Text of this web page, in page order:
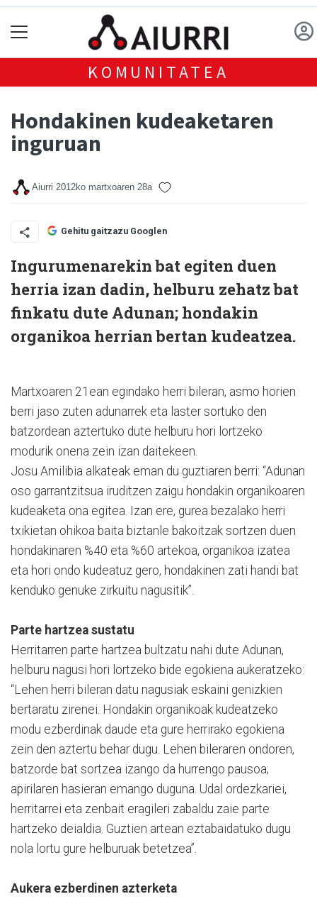
KOMUNITATEA
Hondakinen kudeaketaren
inguruan
Aiurri 2012ko martxoaren 28a
Gehitu gaitzazu Googlen
Ingurumenarekin bat egiten duen
herria izan dadin, helburu zehatz bat
finkatu dute Adunan; hondakin
organikoa herrian bertan kudeatzea.
Martxoaren 21ean egindako herri bileran, asmo horien
berri jaso zuten adunarrek eta laster sortuko den
batzordean aztertuko dute helburu hori lortzeko
modurik onena zein izan daitekeen.
Josu Amilibia alkateak eman du guztiaren berri: “Adunan
oso garrantzitsua iruditzen zaigu hondakin organikoaren
kudeaketa ona egitea. Izan ere, gurea bezalako herri
txikietan ohikoa baita biztanle bakoitzak sortzen duen
hondakinaren %40 eta %60 artekoa, organikoa izatea
eta hori ondo kudeatuz gero, hondakinen zati handi bat
kenduko genuke zirkuitu nagusitik”.
Parte hartzea sustatu
Herritarren parte hartzea bultzatu nahi dute Adunan,
helburu nagusi hori lortzeko bide egokiena aukeratzeko:
“Lehen herri bileran datu nagusiak eskaini genizkien
bertaratu zirenei. Hondakin organikoak kudeatzeko
modu ezberdinak daude eta gure herrirako egokiena
zein den aztertu behar dugu. Lehen bileraren ondoren,
batzorde bat sortzea izango da hurrengo pausoa;
apirilaren hasieran emango duguna. Udal ordezkariei,
herritarrei eta zenbait eragileri zabaldu zaie parte
hartzeko deialdia. Guztien artean eztabaidatuko dugu
nola lortu gure helburuak betetzea”.
Aukera ezberdinen azterketa